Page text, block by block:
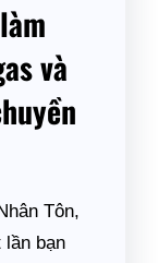
và
Tôn,
lần bạn